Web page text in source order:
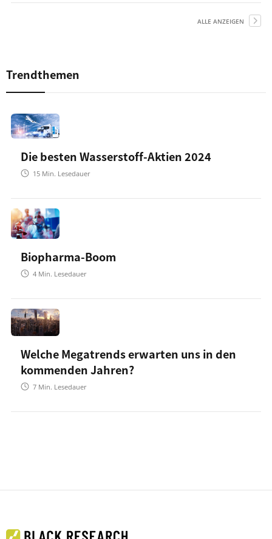
ALLE ANZEIGEN
Trendthemen
Die besten Wasserstoff-Aktien 2024
15 Min. Lesedauer
Biopharma-Boom
4 Min. Lesedauer
Welche Megatrends erwarten uns in den
kommenden Jahren?
7 Min. Lesedauer